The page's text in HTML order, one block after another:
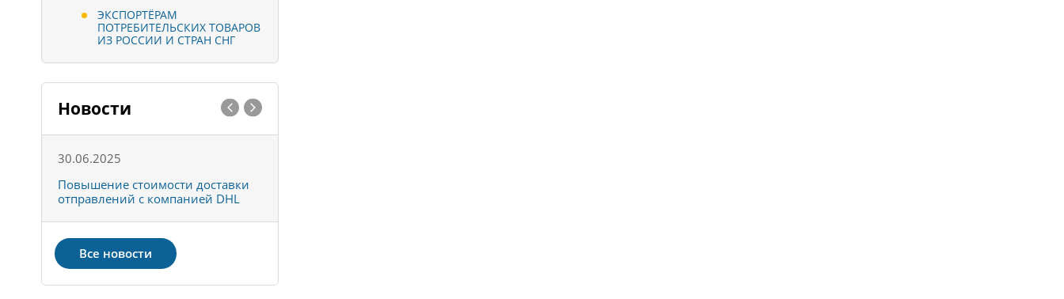
ЭКСПОРТЁРАМ
ПОТРЕБИТЕЛЬСКИХ ТОВАРОВ
ИЗ РОССИИ И СТРАН СНГ
Новости
30.06.2025
Повышение стоимости доставки
отправлений с компанией DHL
Все новости